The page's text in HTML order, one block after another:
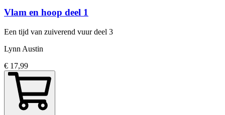
Vlam en hoop deel 1
Een tijd van zuiverend vuurdeel 3
Lynn Austin
€ 17,99